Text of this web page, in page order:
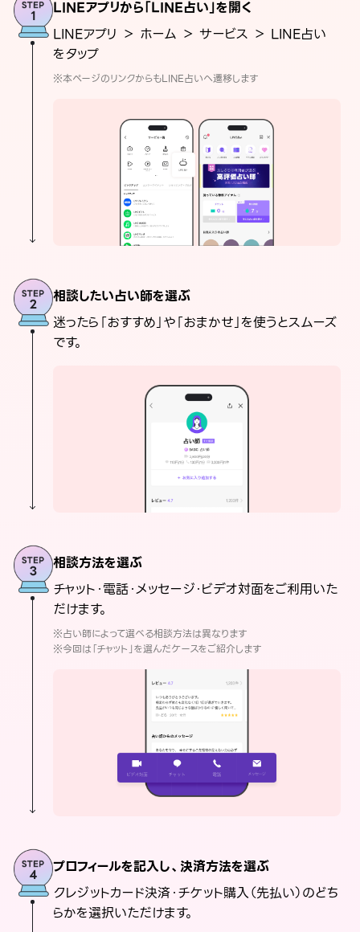
LINEアプリから「LINE占い」を開く
LINEアプリ ＞ ホーム ＞ サービス ＞ LINE占い
をタップ
※本ページのリンクからもLINE占いへ遷移します
相談したい占い師を選ぶ
迷ったら「おすすめ」や「おまかせ」を使うとスムーズ
です。
相談方法を選ぶ
チャット・電話・メッセージ・ビデオ対面をご利用いた
だけます。
※占い師によって選べる相談方法は異なります
※今回は「チャット」を選んだケースをご紹介します
プロフィールを記入し、決済方法を選ぶ
クレジットカード決済・チケット購入（先払い）のどち
らかを選択いただけます。